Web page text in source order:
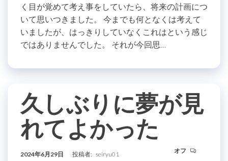
く目が覚めて考え事をしていたら、将来の計画につ
いて思いつきました。 今までも何となくは考えて
いましたが、はっきりしていなくこれはという感じ
ではありませんでした。 それが今回思…
久しぶりに夢が見
れてよかった
2024年6月29日 投稿者: seiryu01 オフ